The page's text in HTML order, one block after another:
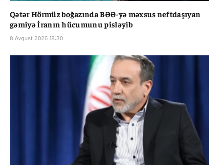
Qətər Hörmüz boğazında BƏƏ-yə məxsus neftdaşıyan
gəmiyə İranın hücumunu pisləyib
8 Avqust 2026 18:30